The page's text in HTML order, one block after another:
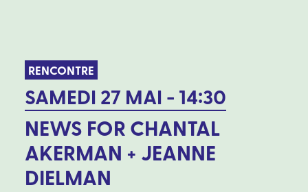
RENCONTRE
SAMEDI 27 MAI - 14:30
NEWS FOR CHANTAL
AKERMAN + JEANNE
DIELMAN